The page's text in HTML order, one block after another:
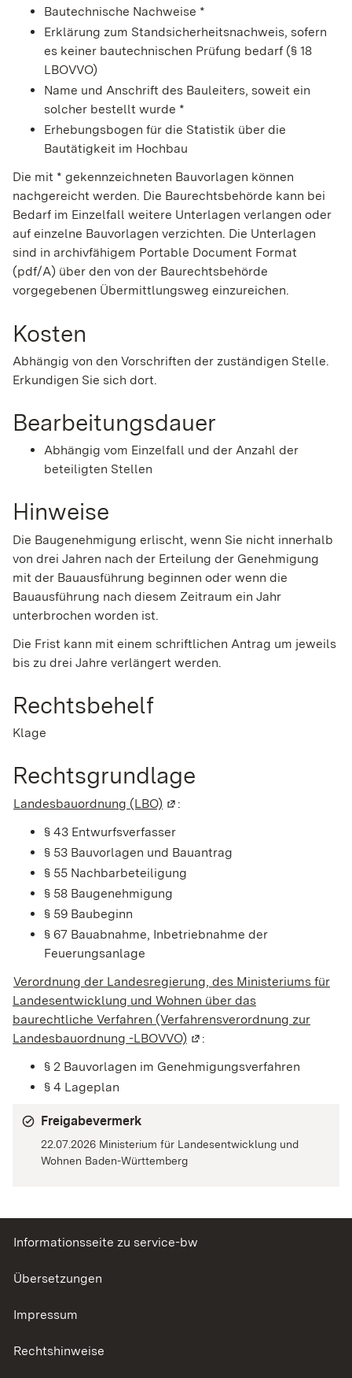
Bautechnische Nachweise *
Erklärung zum Standsicherheitsnachweis, sofern
es keiner bautechnischen Prüfung bedarf (§ 18
LBOVVO)
Name und Anschrift des Bauleiters, soweit ein
solcher bestellt wurde *
Erhebungsbogen für die Statistik über die
Bautätigkeit im Hochbau
Die mit * gekennzeichneten Bauvorlagen können
nachgereicht werden. Die Baurechtsbehörde kann bei
Bedarf im Einzelfall weitere Unterlagen verlangen oder
auf einzelne Bauvorlagen verzichten. Die Unterlagen
sind in archivfähigem Portable Document Format
(pdf/A) über den von der Baurechtsbehörde
vorgegebenen Übermittlungsweg einzureichen.
Kosten
Abhängig von den Vorschriften der zuständigen Stelle.
Erkundigen Sie sich dort.
Bearbeitungsdauer
Abhängig vom Einzelfall und der Anzahl der
beteiligten Stellen
Hinweise
Die Baugenehmigung erlischt, wenn Sie nicht innerhalb
von drei Jahren nach der Erteilung der Genehmigung
mit der Bauausführung beginnen oder wenn die
Bauausführung nach diesem Zeitraum ein Jahr
unterbrochen worden ist.
Die Frist kann mit einem schriftlichen Antrag um jeweils
bis zu drei Jahre verlängert werden.
Rechtsbehelf
Klage
Rechtsgrundlage
Landesbauordnung (LBO) (Wird in einem neuen Fenster
:
§ 43 Entwurfsverfasser
§ 53 Bauvorlagen und Bauantrag
§ 55 Nachbarbeteiligung
§ 58 Baugenehmigung
§ 59 Baubeginn
§ 67 Bauabnahme, Inbetriebnahme der
Feuerungsanlage
Verordnung der Landesregierung, des Ministeriums für
Landesentwicklung und Wohnen über das
baurechtliche Verfahren (Verfahrensverordnung zur
Landesbauordnung -LBOVVO) (Wird in einem neuen
:
§ 2 Bauvorlagen im Genehmigungsverfahren
§ 4 Lageplan
Freigabevermerk
22.07.2026 Ministerium für Landesentwicklung und
Wohnen Baden-Württemberg
Informationsseite zu service-bw
Übersetzungen
Impressum
Rechtshinweise